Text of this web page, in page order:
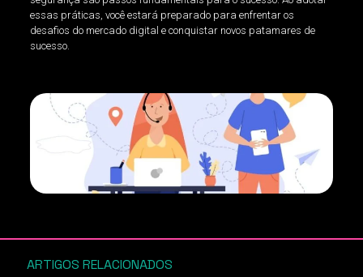
essas práticas, você estará preparado para enfrentar os
desafios do mercado digital e conquistar novos patamares de
sucesso.
ARTIGOS RELACIONADOS